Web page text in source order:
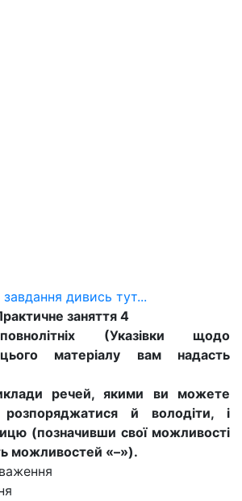
завдання дивись тут...
заняття 4
(Указівки щодо
матеріалу вам надасть
речей, якими ви можете
розпоряджатися й володіти, і
(позначивши свої можливості
можливостей «–»).